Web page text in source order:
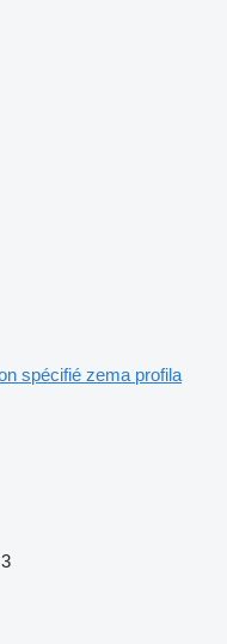
spécifié zema profila
3